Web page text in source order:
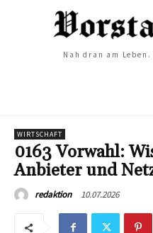
Nah dran am
WIRTSCHAFT
0163 Vorwahl:
Anbieter und
redaktion 10.07.2026